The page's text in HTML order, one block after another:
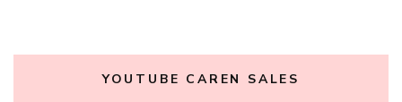
YOUTUBE CAREN SALES